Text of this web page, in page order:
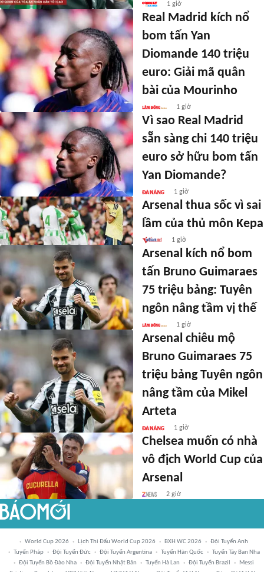
1 giờ
Real Madrid kích nổ
bom tấn Yan
Diomande 140 triệu
euro: Giải mã quân
bài của Mourinho
1 giờ
Vì sao Real Madrid
sẵn sàng chi 140 triệu
euro sở hữu bom tấn
Yan Diomande?
1 giờ
Arsenal thua sốc vì sai
lầm của thủ môn Kepa
1 giờ
Arsenal kích nổ bom
tấn Bruno Guimaraes
75 triệu bảng: Tuyên
ngôn nâng tầm vị thế
1 giờ
Arsenal chiêu mộ
Bruno Guimaraes 75
triệu bảng Tuyên ngôn
nâng tầm của Mikel
Arteta
1 giờ
Chelsea muốn có nhà
vô địch World Cup của
Arsenal
2 giờ
World Cup 2026 Lịch Thi Đấu World Cup 2026 BXH WC 2026
Đội Tuyển Anh
Tuyển Pháp
Đội Tuyển Đức Đội Tuyển Argentina Tuyển Hàn Quốc
Tuyển Tây Ban Nha
Đội Tuyển Bồ Đào Nha
Đội Tuyển Nhật Bản Tuyển Hà Lan Đội Tuyển Brazil
Messi